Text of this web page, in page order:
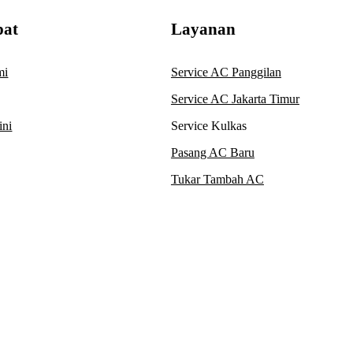
Layanan
Service AC Panggilan
Service AC Jakarta Timur
Service Kulkas
Pasang AC Baru
Tukar Tambah AC